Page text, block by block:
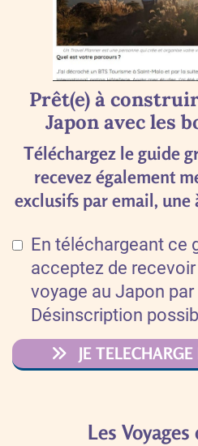
Prêt(e) à
Japon avec les
Téléchargez le guide
recevez également
exclusifs par email, une
En téléchargeant ce
acceptez de
voyage au Japon par
Désinscription
JE
Les